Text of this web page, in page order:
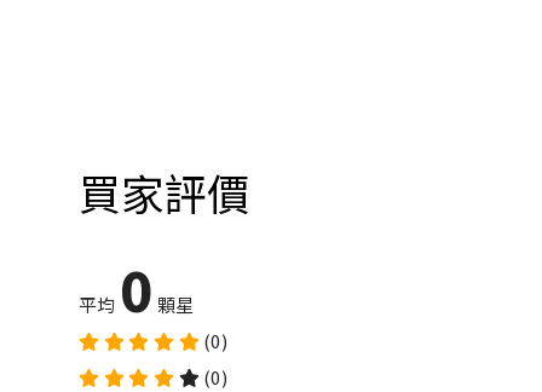
買家評價
平均 0 顆星
(0)
(0)